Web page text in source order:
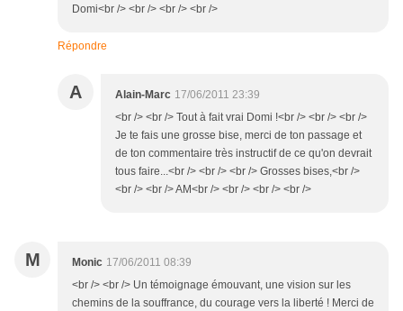
Domi<br /> <br /> <br /> <br />
Répondre
A Alain-Marc 17/06/2011 23:39
<br /> <br /> Tout à fait vrai Domi !<br /> <br /> <br />
Je te fais une grosse bise, merci de ton passage et
de ton commentaire très instructif de ce qu'on devrait
tous faire...<br /> <br /> <br /> Grosses bises,<br />
<br /> <br /> AM<br /> <br /> <br /> <br />
M Monic 17/06/2011 08:39
<br /> <br /> Un témoignage émouvant, une vision sur les
chemins de la souffrance, du courage vers la liberté ! Merci de